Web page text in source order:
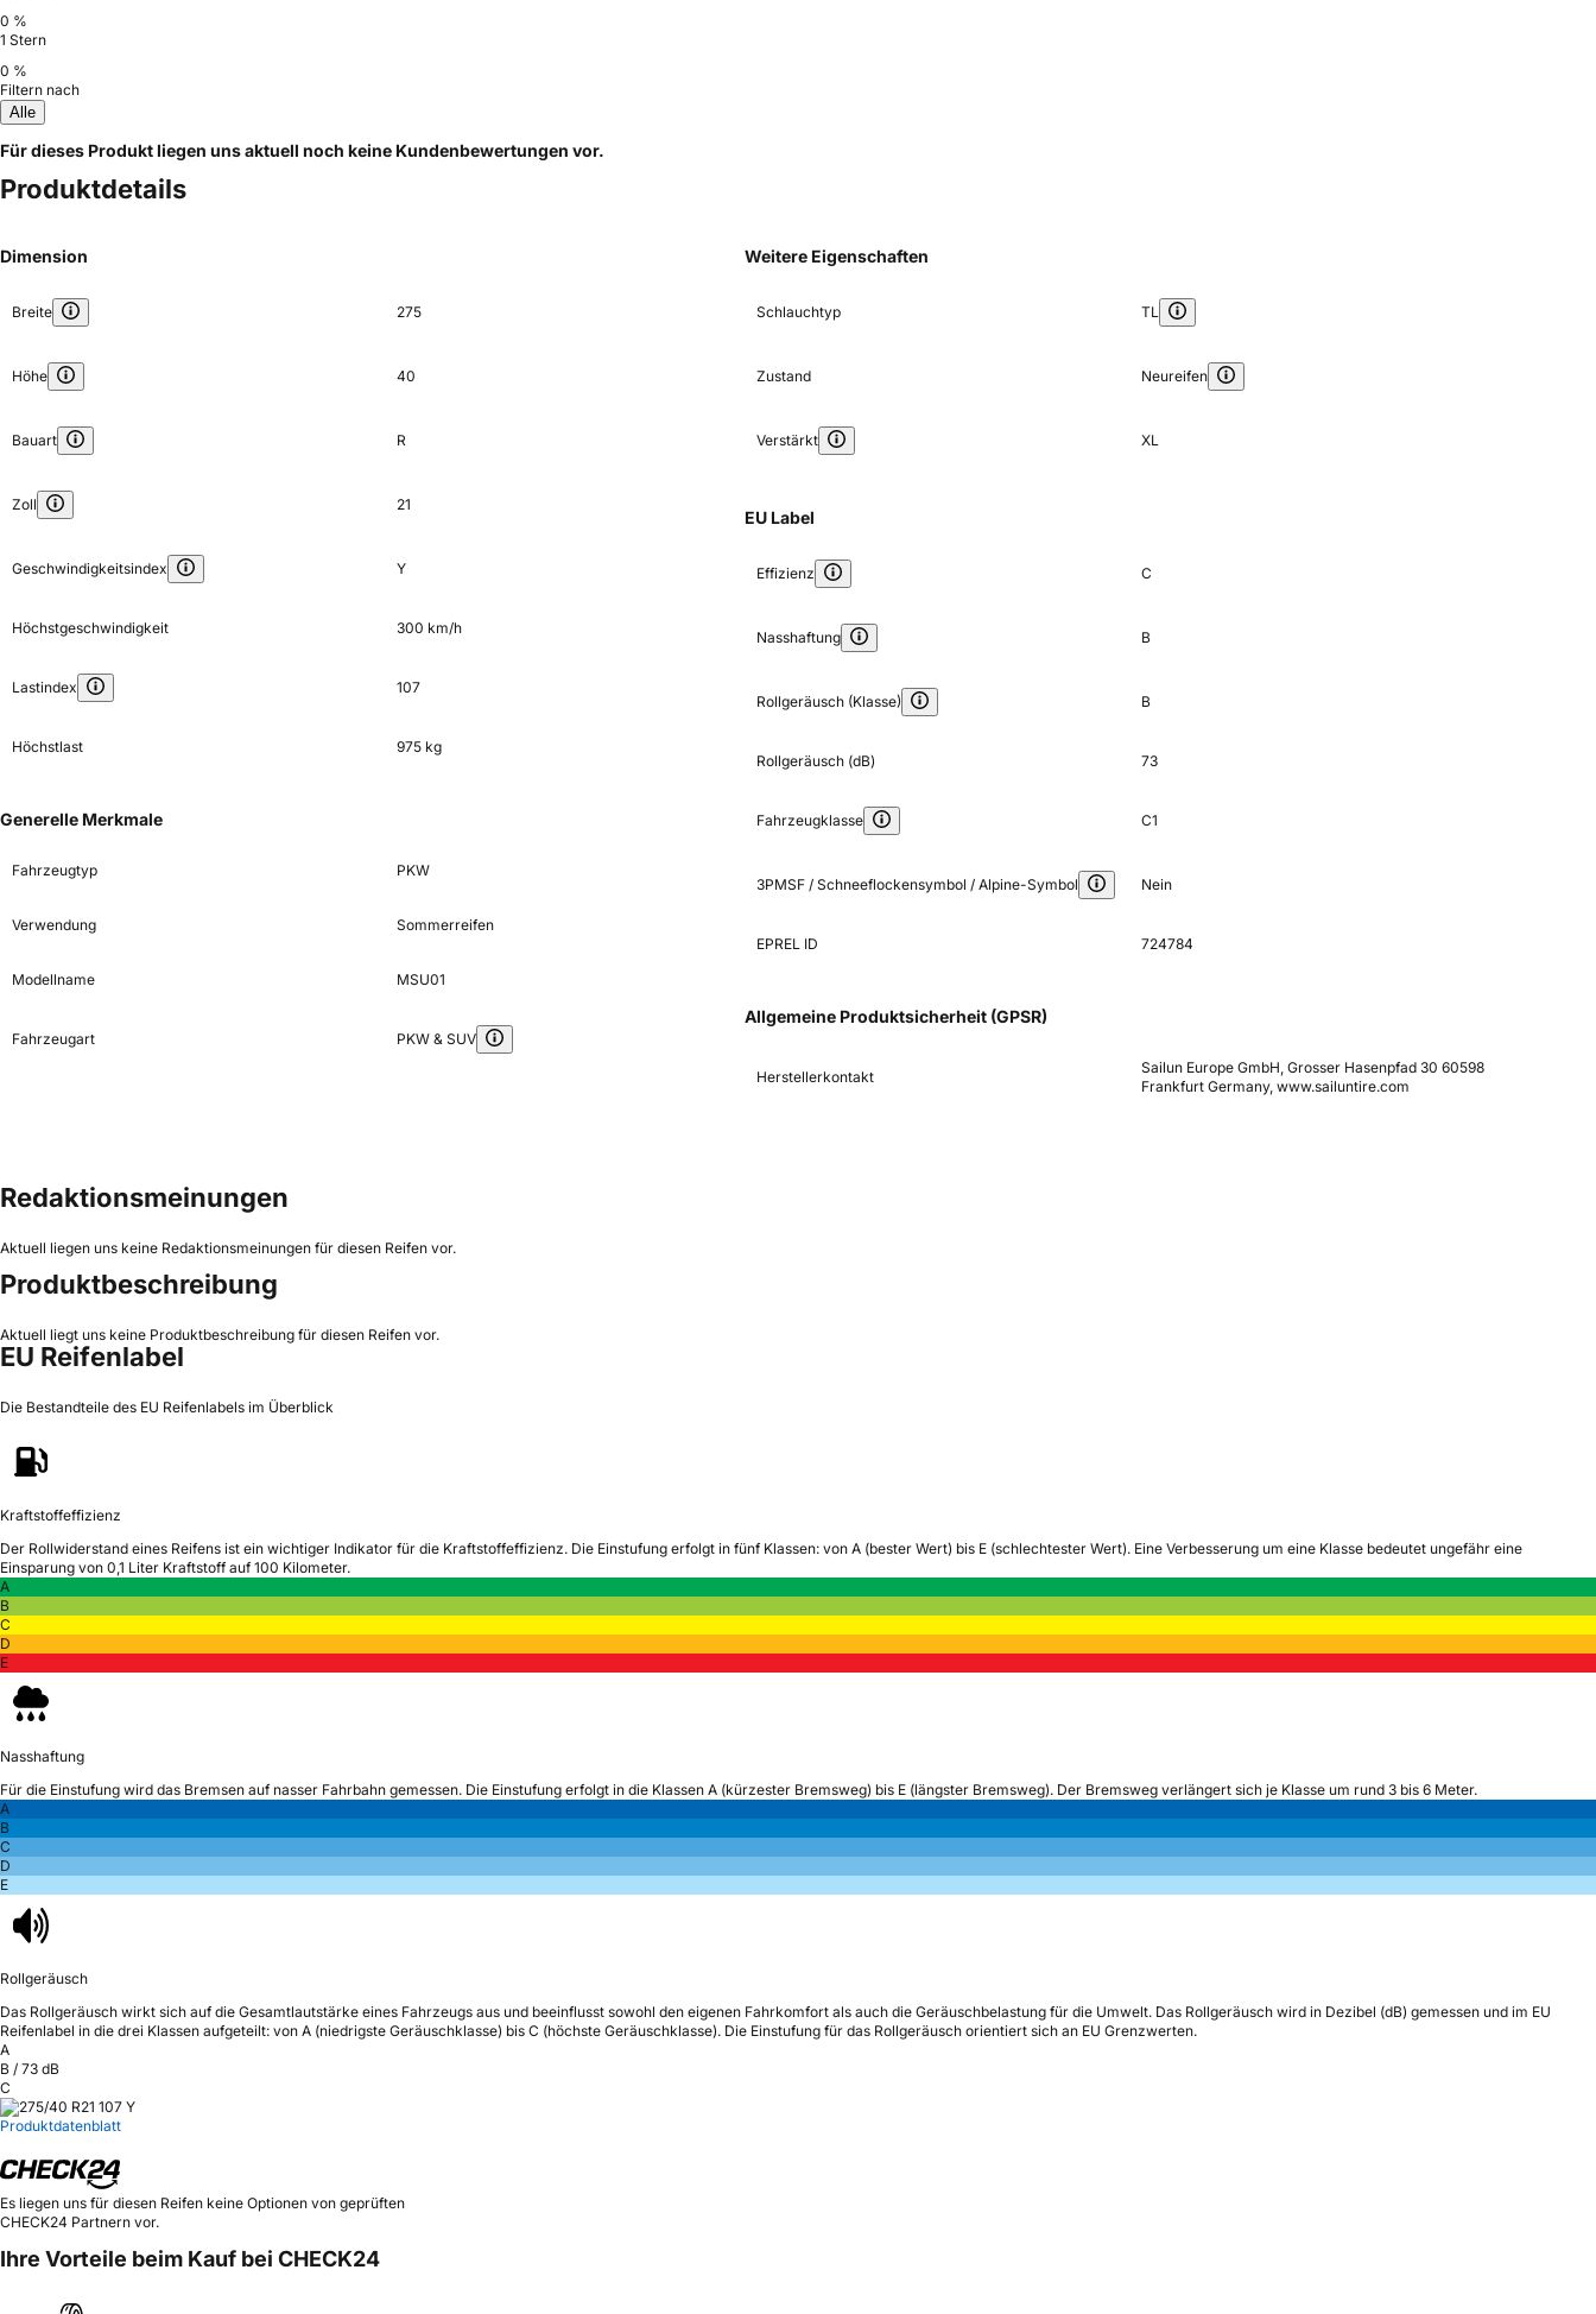
0 %
1 Stern
0 %
Filtern nach
Alle
Für dieses Produkt liegen uns aktuell noch keine Kundenbewertungen vor.
Produktdetails
Dimension
Breite 275
Höhe 40
Bauart R
Zoll 21
Geschwindigkeitsindex Y
Höchstgeschwindigkeit 300 km/h
Lastindex 107
Höchstlast 975 kg
Generelle Merkmale
Fahrzeugtyp PKW
Verwendung Sommerreifen
Modellname MSU01
Fahrzeugart PKW & SUV
Weitere Eigenschaften
Schlauchtyp TL
Zustand Neureifen
Verstärkt XL
EU Label
Effizienz C
Nasshaftung B
Rollgeräusch (Klasse) B
Rollgeräusch (dB) 73
Fahrzeugklasse C1
3PMSF / Schneeflockensymbol / Alpine-Symbol Nein
EPREL ID 724784
Allgemeine Produktsicherheit (GPSR)
Herstellerkontakt
Sailun Europe GmbH, Grosser Hasenpfad 30 60598
Frankfurt Germany, www.sailuntire.com
Redaktionsmeinungen
Aktuell liegen uns keine Redaktionsmeinungen für diesen Reifen vor.
Produktbeschreibung
Aktuell liegt uns keine Produktbeschreibung für diesen Reifen vor.
EU Reifenlabel
Die Bestandteile des EU Reifenlabels im Überblick
Kraftstoffeffizienz
Der Rollwiderstand eines Reifens ist ein wichtiger Indikator für die Kraftstoffeffizienz. Die Einstufung erfolgt in fünf Klassen: von A (bester Wert) bis E (schlechtester Wert). Eine Verbesserung um eine Klasse bedeutet ungefähr eine
Einsparung von 0,1 Liter Kraftstoff auf 100 Kilometer.
A
B
C
D
E
Nasshaftung
Für die Einstufung wird das Bremsen auf nasser Fahrbahn gemessen. Die Einstufung erfolgt in die Klassen A (kürzester Bremsweg) bis E (längster Bremsweg). Der Bremsweg verlängert sich je Klasse um rund 3 bis 6 Meter.
A
B
C
D
E
Rollgeräusch
Das Rollgeräusch wirkt sich auf die Gesamtlautstärke eines Fahrzeugs aus und beeinflusst sowohl den eigenen Fahrkomfort als auch die Geräuschbelastung für die Umwelt. Das Rollgeräusch wird in Dezibel (dB) gemessen und im EU
Reifenlabel in die drei Klassen aufgeteilt: von A (niedrigste Geräuschklasse) bis C (höchste Geräuschklasse). Die Einstufung für das Rollgeräusch orientiert sich an EU Grenzwerten.
A
B / 73 dB
C
Produktdatenblatt
Es liegen uns für diesen Reifen keine Optionen von geprüften
CHECK24 Partnern vor.
Ihre Vorteile beim Kauf bei CHECK24